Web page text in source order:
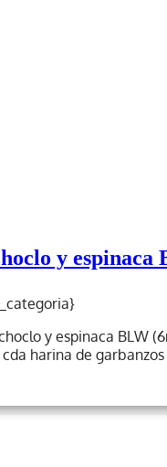
y espinaca
y espinaca BLW
harina de garbanzos